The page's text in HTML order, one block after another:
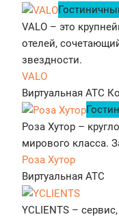
VALO – это
отелей,
звездности.
VALO
Виртуальная АТС
Роза Хутор –
мирового класса.
Роза Хутор
Виртуальная АТС
YCLIENTS –